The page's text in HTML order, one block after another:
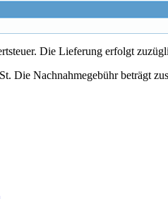
Die Lieferung erfolgt
Die Nachnahmegebühr beträgt